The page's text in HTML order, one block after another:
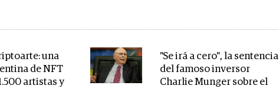
una
de NFT
artistas y
"Se irá a cero", la sentencia
del famoso inversor
Charlie Munger sobre el